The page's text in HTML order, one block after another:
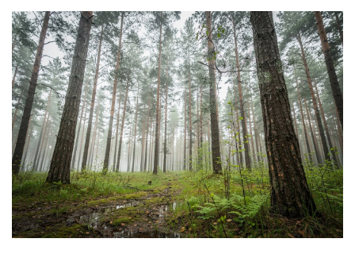
Тексти
Публікації
Довідник
Редакційна політика
Етичний кодекс
Рекламні прайси